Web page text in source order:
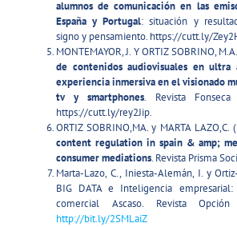
alumnos de comunicación en las
España y Portugal: situación y
signo y pensamiento. https://cutt.ly/
MONTEMAYOR, J. Y ORTIZ SOBRINO,
de contenidos audiovisuales en
experiencia inmersiva en el visionado
tv y smartphones. Revista Fonseca
https://cutt.ly/rey2Jip.
ORTIZ SOBRINO,MA. y MARTA LAZO,C.
content regulation in spain & amp;
consumer mediations. Revista Prisma
Marta-Lazo, C., Iniesta-Alemán, I. y
BIG DATA e Inteligencia
comercial Ascaso. Revista
http://bit.ly/2SMLaiZ